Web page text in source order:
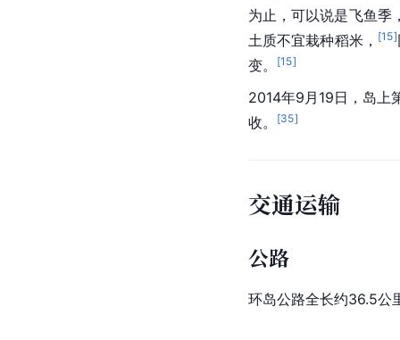
为止，可以说是飞鱼季
土质不宜栽种稻米， [15]
变。
[15]
2014年9月19日，岛上
收。
[35]
交通运输
公路
环岛公路全长约36.5公